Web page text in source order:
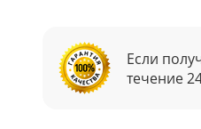
Если
течение